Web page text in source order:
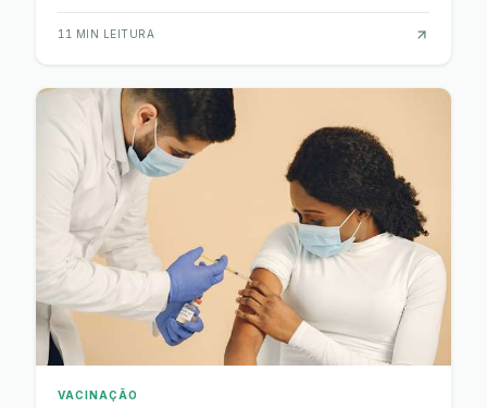
pagas, gripe, COVID, tétano e onde vacinar.
11 MIN LEITURA
VACINAÇÃO